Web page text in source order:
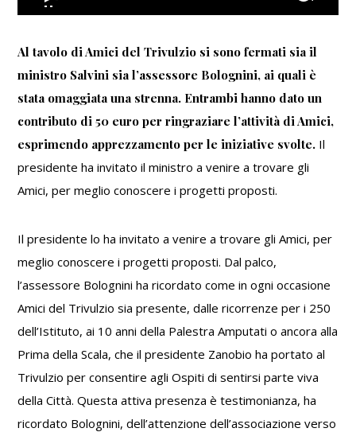
Al tavolo di Amici del Trivulzio si sono fermati sia il
ministro Salvini sia l’assessore Bolognini, ai quali è
stata omaggiata una strenna. Entrambi hanno dato un
contributo di 50 euro per ringraziare l’attività di Amici,
esprimendo apprezzamento per le iniziative svolte. Il
presidente ha invitato il ministro a venire a trovare gli
Amici, per meglio conoscere i progetti proposti.
Il presidente lo ha invitato a venire a trovare gli Amici, per
meglio conoscere i progetti proposti. Dal palco,
l’assessore Bolognini ha ricordato come in ogni occasione
Amici del Trivulzio sia presente, dalle ricorrenze per i 250
dell’Istituto, ai 10 anni della Palestra Amputati o ancora alla
Prima della Scala, che il presidente Zanobio ha portato al
Trivulzio per consentire agli Ospiti di sentirsi parte viva
della Città. Questa attiva presenza è testimonianza, ha
ricordato Bolognini, dell’attenzione dell’associazione verso